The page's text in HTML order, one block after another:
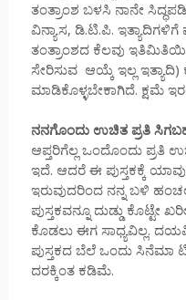
ತಂತ್ರಾಂಶ ಬಳಸಿ ನಾನೇ
ವಿನ್ಯಾಸ, ಡಿ.ಟಿ.ಪಿ.
ತಂತ್ರಾಂಶದ ಕೆಲವು
ಸೇರಿಸುವ ಆಯ್ಕೆ ಇಲ್ಲ ಇತ್ಯಾದಿ)
ಮಾಡಿಕೊಳ್ಳಬೇಕಾಗಿದೆ. ಕ್ಷಮೆ
ನನಗೊಂದು ಉಚಿತ ಪ್ರತಿ
ಆಪ್ತರಿಗೆಲ್ಲ ಒಂದೊಂದು
ಇದೆ. ಆದರೆ ಈ ಪುಸ್ತಕಕ್ಕೆ
ಇರುವುದರಿಂದ ನನ್ನ ಬಳಿ
ಪುಸ್ತಕವನ್ನೂ ದುಡ್ಡು
ಕೊಡಲು ಈಗ ಸಾಧ್ಯವಿಲ್ಲ.
ಪುಸ್ತಕದ ಬೆಲೆ ಒಂದು ಸಿನೆಮಾ
ದರಕ್ಕಿಂತ ಕಡಿಮೆ.